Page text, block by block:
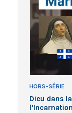
HORS-SÉRIE
Dieu dans